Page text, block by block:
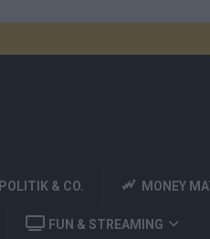
POLITIK & CO. MONEY
FUN & STREAMING